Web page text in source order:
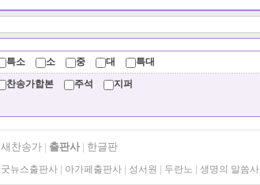
특소 소 중 대
특대
찬송가합본
주석 지퍼
새찬송가 출판사 한글판
굿뉴스출판사 아가페출판사 성서원 두란노 생명의 말씀사